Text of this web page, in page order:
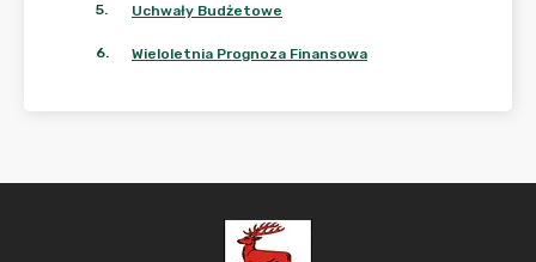
5. Uchwały Budżetowe
6. Wieloletnia Prognoza Finansowa